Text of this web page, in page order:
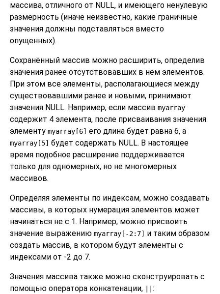
массива, отличного от NULL, и имеющего ненулевую
размерность (иначе неизвестно, какие граничные
значения должны подставляться вместо
опущенных).
Сохранённый массив можно расширить, определив
значения ранее отсутствовавших в нём элементов.
При этом все элементы, располагающиеся между
существовавшими ранее и новыми, принимают
значения NULL. Например, если массив myarray
содержит 4 элемента, после присваивания значения
элементу myarray[6] его длина будет равна 6, а
myarray[5] будет содержать NULL. В настоящее
время подобное расширение поддерживается
только для одномерных, но не многомерных
массивов.
Определяя элементы по индексам, можно создавать
массивы, в которых нумерация элементов может
начинаться не с 1. Например, можно присвоить
значение выражению myarray[-2:7] и таким образом
создать массив, в котором будут элементы с
индексами от -2 до 7.
Значения массива также можно сконструировать с
помощью оператора конкатенации,
: